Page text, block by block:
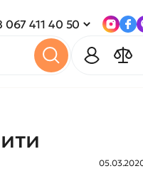
067 411 40 50